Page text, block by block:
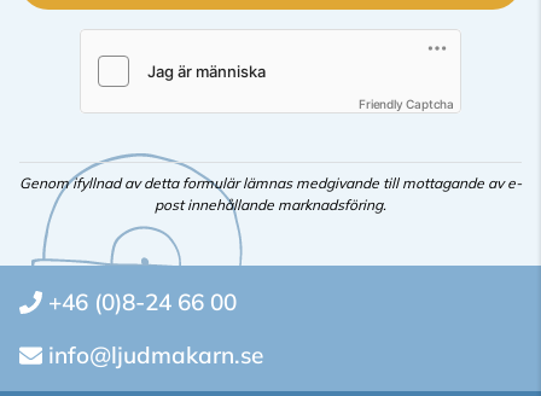
Friendly Captcha
Genom ifyllnad av detta formulär lämnas medgivande till mottagande av e-
post innehållande marknadsföring.
+46 (0)8-24 66 00
info@ljudmakarn.se